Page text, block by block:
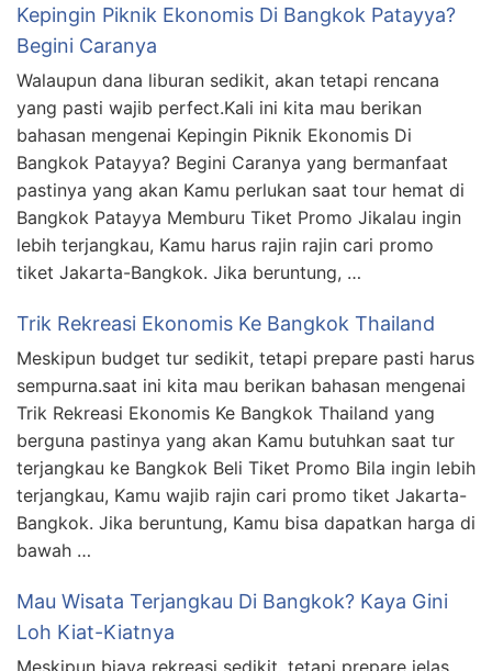
Kepingin Piknik Ekonomis Di Bangkok Patayya?
Begini Caranya
Walaupun dana liburan sedikit, akan tetapi rencana
yang pasti wajib perfect.Kali ini kita mau berikan
bahasan mengenai Kepingin Piknik Ekonomis Di
Bangkok Patayya? Begini Caranya yang bermanfaat
pastinya yang akan Kamu perlukan saat tour hemat di
Bangkok Patayya Memburu Tiket Promo Jikalau ingin
lebih terjangkau, Kamu harus rajin rajin cari promo
tiket Jakarta-Bangkok. Jika beruntung, …
Trik Rekreasi Ekonomis Ke Bangkok Thailand
Meskipun budget tur sedikit, tetapi prepare pasti harus
sempurna.saat ini kita mau berikan bahasan mengenai
Trik Rekreasi Ekonomis Ke Bangkok Thailand yang
berguna pastinya yang akan Kamu butuhkan saat tur
terjangkau ke Bangkok Beli Tiket Promo Bila ingin lebih
terjangkau, Kamu wajib rajin cari promo tiket Jakarta-
Bangkok. Jika beruntung, Kamu bisa dapatkan harga di
bawah …
Mau Wisata Terjangkau Di Bangkok? Kaya Gini
Loh Kiat-Kiatnya